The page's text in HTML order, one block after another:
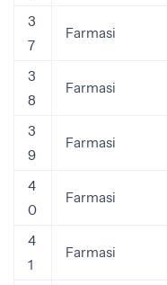
3
7
Farmasi
3
8
Farmasi
3
9
Farmasi
4
0
Farmasi
4
1
Farmasi